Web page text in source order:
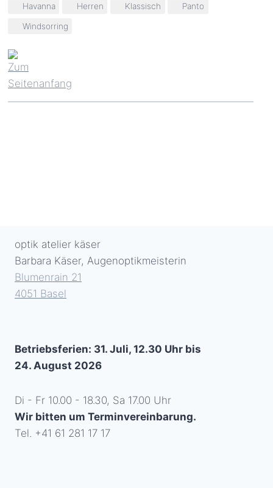
Havanna Herren Klassisch Panto
Windsorring
optik atelier käser
Barbara Käser, Augenoptikmeisterin
Blumenrain 21
4051 Basel
Betriebsferien: 31. Juli, 12.30 Uhr bis
24. August 2026
Di - Fr 10.00 - 18.30, Sa 17.00 Uhr
Wir bitten um Terminvereinbarung.
Tel. +41 61 281 17 17